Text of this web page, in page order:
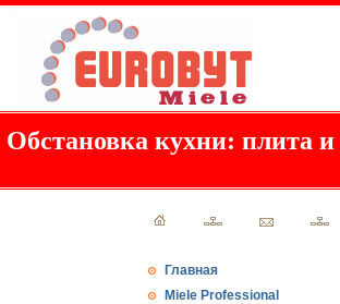
Обстановка кухни: плита
Главная
Miele Professional